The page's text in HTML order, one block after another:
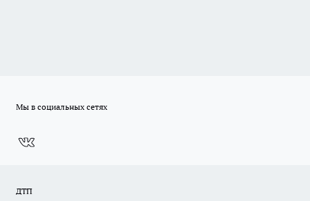
Мы в социальных сетях
ДТП